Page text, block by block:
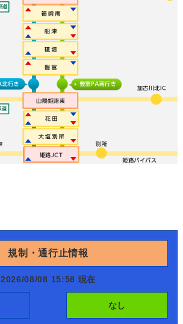
規制・通行止情報
2026/08/08 15:58 現在
なし